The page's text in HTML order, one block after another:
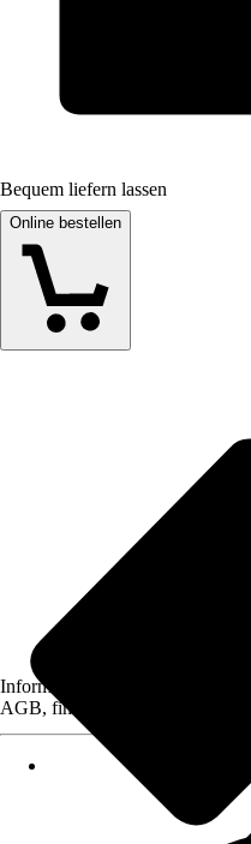
Bequem liefern lassen
Online bestellen
Informationen des Verkäufers,
AGB, finden Sie bei Klick auf